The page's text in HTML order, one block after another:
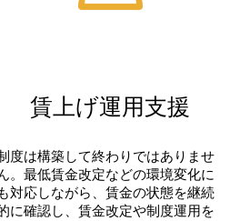
賃上げ運用支援
度は構築して終わりではありませ
。最低賃金改定などの環境変化に
対応しながら、賃金の状態を継続
に確認し、賃金改定や制度運用を